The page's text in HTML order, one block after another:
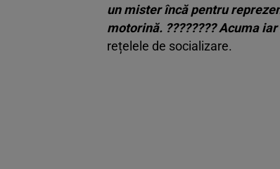
un mister încă pentru
motorină. ???????? Acuma
rețelele de socializare.